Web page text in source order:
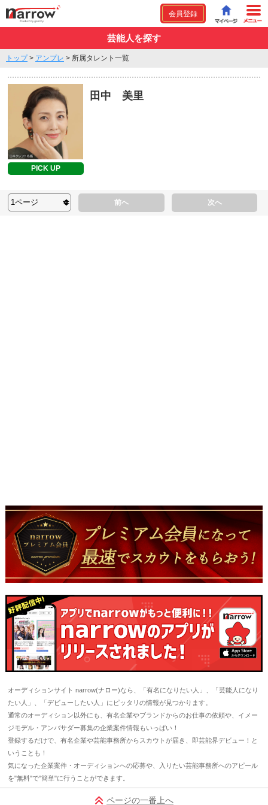
会員登録
芸能人を探す
トップ> アンプレ > 所属タレント一覧
PICK UP
田中 美里
前へ 次へ
オーディションサイト narrow(ナロー)なら、「有名になりたい人」、「芸能人になり
たい人」、「デビューしたい人」にピッタリの情報が見つかります。
通常のオーディション以外にも、有名企業やブランドからのお仕事の依頼や、イメー
ジモデル・アンバサダー募集の企業案件情報もいっぱい！
登録するだけで、有名企業や芸能事務所からスカウトが届き、即芸能界デビュー！と
いうことも！
気になった企業案件・オーディションへの応募や、入りたい芸能事務所へのアピール
を"無料"で"簡単"に行うことができます。
ページの一番上へ